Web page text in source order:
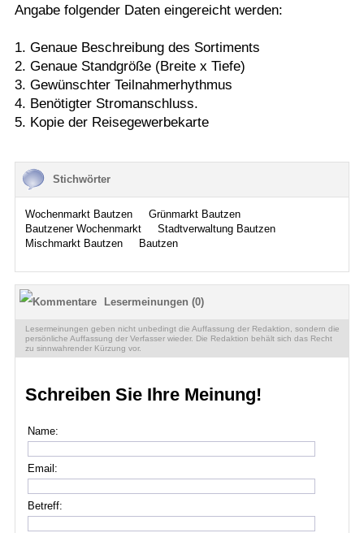
Angabe folgender Daten eingereicht werden:
1. Genaue Beschreibung des Sortiments
2. Genaue Standgröße (Breite x Tiefe)
3. Gewünschter Teilnahmerhythmus
4. Benötigter Stromanschluss.
5. Kopie der Reisegewerbekarte
Stichwörter
Wochenmarkt Bautzen
Grünmarkt Bautzen
Bautzener Wochenmarkt
Stadtverwaltung Bautzen
Mischmarkt Bautzen
Bautzen
Lesermeinungen (0)
Lesermeinungen geben nicht unbedingt die Auffassung der Redaktion, sondern die
persönliche Auffassung der Verfasser wieder. Die Redaktion behält sich das Recht
zu sinnwahrender Kürzung vor.
Schreiben Sie Ihre Meinung!
Name:
Email:
Betreff: